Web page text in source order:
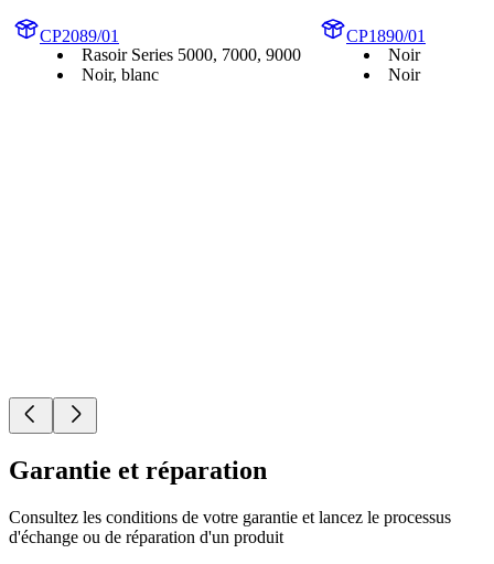
CP2089/01
Rasoir Series 5000, 7000, 9000
Noir, blanc
CP1890/01
Noir
Noir
Garantie et réparation
Consultez les conditions de votre garantie et lancez le processus
d'échange ou de réparation d'un produit